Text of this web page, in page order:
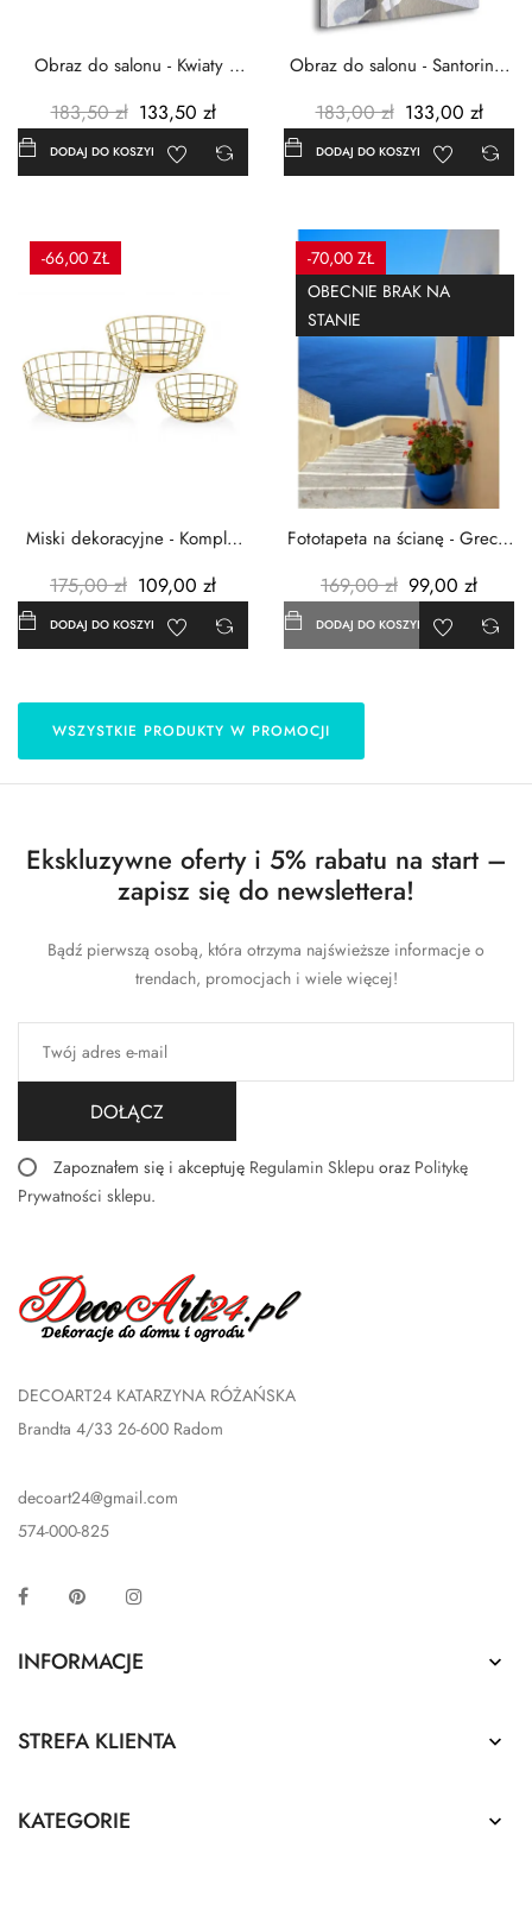
Obraz do salonu - Kwiaty -
183,50 zł 133,50 zł
DODAJ DO KOSZYKA
Obraz do salonu - Santorini -
183,00 zł 133,00 zł
DODAJ DO KOSZYKA
-66,00 ZŁ
Miski dekoracyjne - Komplet
175,00 zł 109,00 zł
DODAJ DO KOSZYKA
-70,00 ZŁ
OBECNIE BRAK NA
STANIE
Fototapeta na ścianę - Grecja
169,00 zł 99,00 zł
DODAJ DO KOSZYKA
WSZYSTKIE PRODUKTY W PROMOCJI
Ekskluzywne oferty i 5% rabatu na start –
zapisz się do newslettera!
Bądź pierwszą osobą, która otrzyma najświeższe informacje o
trendach, promocjach i wiele więcej!
DOŁĄCZ
Zapoznałem się i akceptuję Regulamin Sklepu oraz Politykę
Prywatności sklepu.
DECOART24 KATARZYNA RÓŻAŃSKA
Brandta 4/33 26-600 Radom
decoart24@gmail.com
574-000-825
Facebook Pinterest
INFORMACJE 
STREFA KLIENTA 
KATEGORIE 